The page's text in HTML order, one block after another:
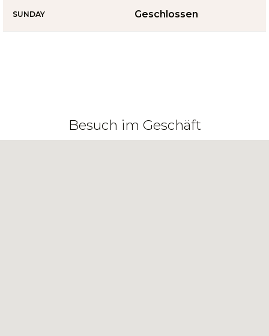
SUNDAY Geschlossen
Besuch im Geschäft